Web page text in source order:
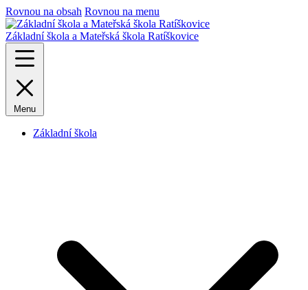
Rovnou na obsah Rovnou na menu
Základní škola a Mateřská škola Ratíškovice
Menu
Základní škola